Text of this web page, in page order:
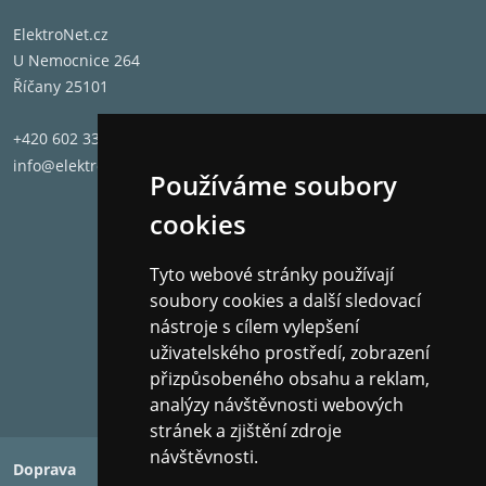
Používáme soubory
cookies
Tyto webové stránky používají
soubory cookies a další sledovací
nástroje s cílem vylepšení
uživatelského prostředí, zobrazení
přizpůsobeného obsahu a reklam,
analýzy návštěvnosti webových
stránek a zjištění zdroje
návštěvnosti.
Bose
ElektroNet.cz
U Nemocnice 264
Říčany 25101
+420 602 331 662
info@elektronet.cz
Doprava Platba